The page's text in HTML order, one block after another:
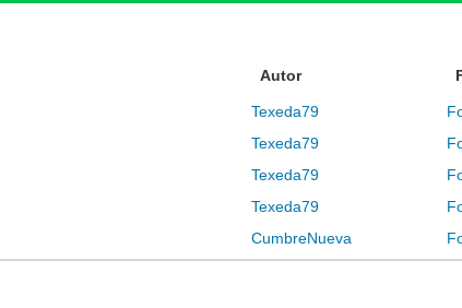
Autor
Texeda79
Texeda79
Texeda79
Texeda79
CumbreNueva